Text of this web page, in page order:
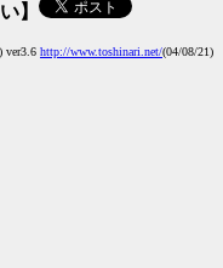
】
ver3.6 http://www.toshinari.net/(04/08/21)